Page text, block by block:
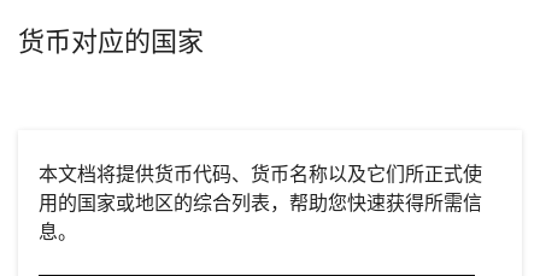
货币对应的国家
本文档将提供货币代码、货币名称以及它们所正式使
用的国家或地区的综合列表，帮助您快速获得所需信
息。